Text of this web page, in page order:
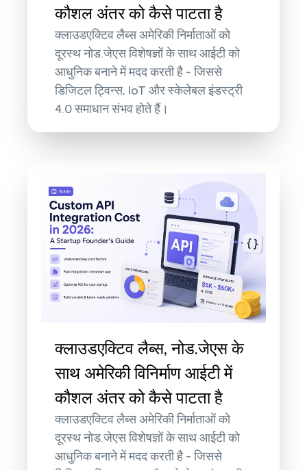
कौशल अंतर को कैसे पाटता है
क्लाउडएक्टिव लैब्स अमेरिकी निर्माताओं को
दूरस्थ नोड.जेएस विशेषज्ञों के साथ आईटी को
आधुनिक बनाने में मदद करती है - जिससे
डिजिटल ट्विन्स, IoT और स्केलेबल इंडस्ट्री
4.0 समाधान संभव होते हैं।
क्लाउडएक्टिव लैब्स, नोड.जेएस के
साथ अमेरिकी विनिर्माण आईटी में
कौशल अंतर को कैसे पाटता है
क्लाउडएक्टिव लैब्स अमेरिकी निर्माताओं को
दूरस्थ नोड.जेएस विशेषज्ञों के साथ आईटी को
आधुनिक बनाने में मदद करती है - जिससे